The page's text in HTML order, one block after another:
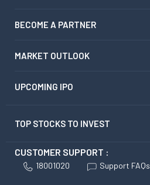
BECOME A PARTNER
MARKET OUTLOOK
UPCOMING IPO
TOP STOCKS TO INVEST
CUSTOMER SUPPORT :
18001020 Support FAQs